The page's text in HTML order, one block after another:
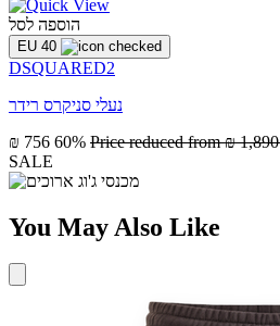
הוספה לסל
EU 40
DSQUARED2
נעלי סניקרס רידר
₪ 756 60% Price reduced from₪ 1,890
SALE
You May Also Like